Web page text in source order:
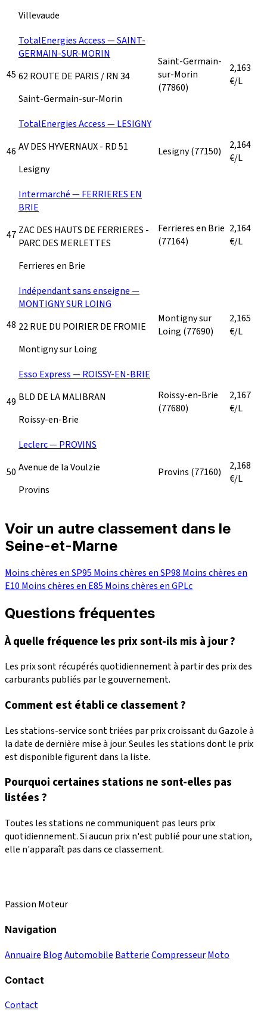
Villevaude
45
TotalEnergies Access — SAINT-
GERMAIN-SUR-MORIN
62 ROUTE DE PARIS / RN 34
Saint-Germain-sur-Morin
Saint-Germain-
sur-Morin
(77860)
2,163
€/L
46
TotalEnergies Access — LESIGNY
AV DES HYVERNAUX - RD 51
Lesigny
Lesigny(77150)
2,164
€/L
47
Intermarché — FERRIERES EN
BRIE
ZAC DES HAUTS DE FERRIERES -
PARC DES MERLETTES
Ferrieres en Brie
Ferrieres en Brie
(77164)
2,164
€/L
48
Indépendant sans enseigne —
MONTIGNY SUR LOING
22 RUE DU POIRIER DE FROMIE
Montigny sur Loing
Montigny sur
Loing (77690)
2,165
€/L
49
Esso Express — ROISSY-EN-BRIE
BLD DE LA MALIBRAN
Roissy-en-Brie
Roissy-en-Brie
(77680)
2,167
€/L
50
Leclerc — PROVINS
Avenue de la Voulzie
Provins
Provins (77160)
2,168
€/L
Voir un autre classement dans le
Seine-et-Marne
Moins chères en SP95 Moins chères en SP98 Moins chères en
E10 Moins chères en E85 Moins chères en GPLc
Questions fréquentes
À quelle fréquence les prix sont-ils mis à jour ?
Les prix sont récupérés quotidiennement à partir des prix des
carburants publiés par le gouvernement.
Comment est établi ce classement ?
Les stations-service sont triées par prix croissant du Gazole à
la date de dernière mise à jour. Seules les stations dont le prix
est disponible figurent dans la liste.
Pourquoi certaines stations ne sont-elles pas
listées ?
Toutes les stations ne communiquent pas leurs prix
quotidiennement. Si aucun prix n'est publié pour une station,
elle n'apparaît pas dans ce classement.
Passion Moteur
Navigation
Annuaire BlogAutomobile BatterieCompresseurMoto
Contact
Contact